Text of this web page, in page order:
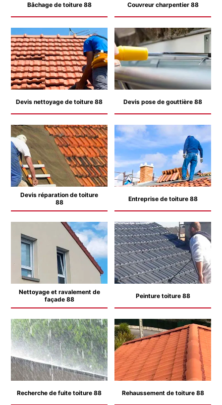
Bâchage de toiture 88 Couvreur charpentier 88
Devis nettoyage de toiture 88 Devis pose de gouttière 88
Devis réparation de toiture
88
Entreprise de toiture 88
Nettoyage et ravalement de
façade 88
Peinture toiture 88
Recherche de fuite toiture 88 Rehaussement de toiture 88